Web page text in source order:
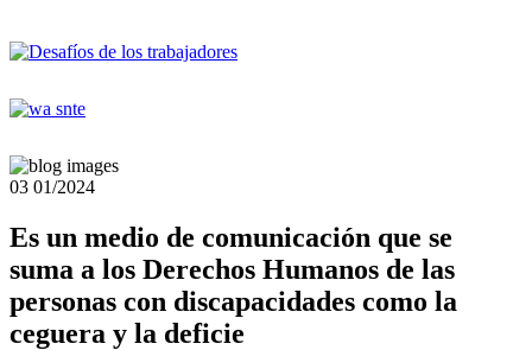
03 01/2024
Es un medio de comunicación que se
suma a los Derechos Humanos de las
personas con discapacidades como la
ceguera y la deficie